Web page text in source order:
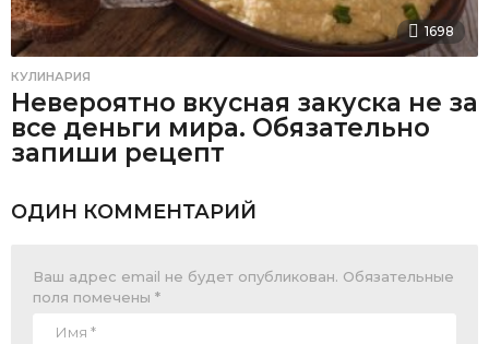
1698
КУЛИНАРИЯ
Невероятно вкусная закуска не за
все деньги мира. Обязательно
запиши рецепт
ОДИН КОММЕНТАРИЙ
Ваш адрес email не будет опубликован. Обязательные
поля помечены *